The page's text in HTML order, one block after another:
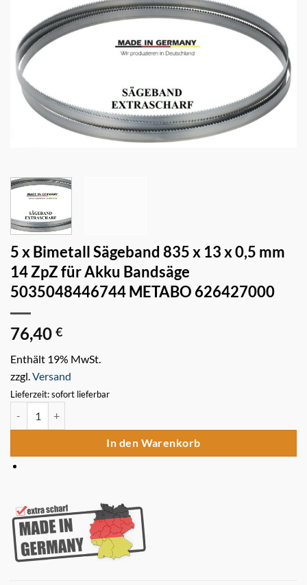
5 x Bimetall Sägeband 835 x 13 x 0,5 mm
14 ZpZ für Akku Bandsäge
5035048446744 METABO 626427000
76,40 €
Enthält 19% MwSt.
zzgl.Versand
Lieferzeit: sofort lieferbar
5 x Bimetall Sägeband 835 x 13 x 0,5 mm 14 ZpZ für Akku
In den Warenkorb